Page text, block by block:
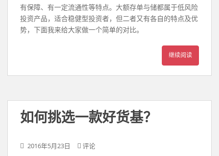
有保障、有一定流通性等特点。大额存单与储都属于低风险
投资产品，适合稳健型投资者，但二者又有各自的特点及优
势，下面我来给大家做一个简单的对比。
继续阅读
如何挑选一款好货基？
2016年5月23日 评论